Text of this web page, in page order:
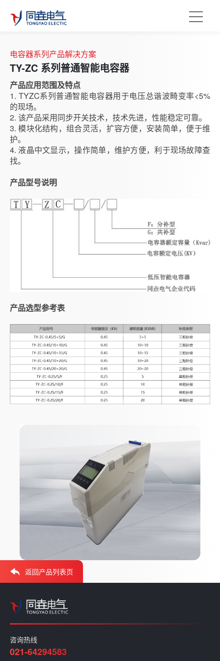
电容器系列产品解决方案
TY-ZC 系列普通智能电容器
产品应用范围及特点
1. TYZC系列普通智能电容器用于电压总谐波畸变率<5%
的现场。
2. 该产品采用同步开关技术，技术先进，性能稳定可靠。
3. 模块化结构，组合灵活，扩容方便，安装简单，便于维
护。
4. 液晶中文显示，操作简单，维护方便，利于现场故障查
找。
产品型号说明
产品选型参考表
返回产品列表页
咨询热线
021-64294583